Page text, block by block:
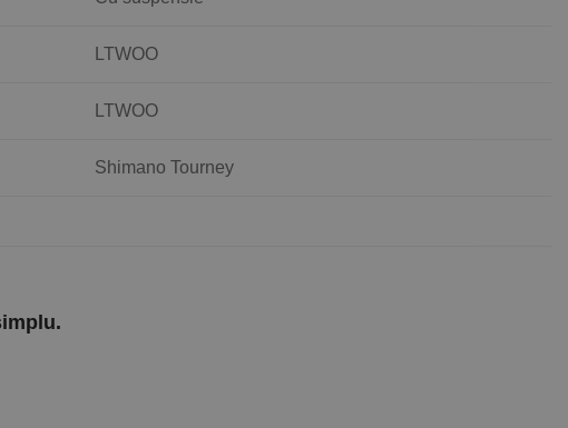
LTWOO
LTWOO
Shimano Tourney